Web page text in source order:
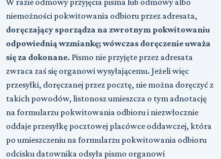
niemożności pokwitowania odbioru przez adresata,
doręczający sporządza na zwrotnym pokwitowaniu
odpowiednią wzmiankę; wówczas doręczenie uważa
się za dokonane. Pismo nie przyjęte przez adresata
zwraca zaś się organowi wysyłającemu. Jeżeli więc
przesyłki, doręczanej przez pocztę, nie można doręczyć z
takich powodów, listonosz umieszcza o tym adnotację
na formularzu pokwitowania odbioru i niezwłocznie
oddaje przesyłkę pocztowej placówce oddawczej, która
po umieszczeniu na formularzu pokwitowania odbioru
odcisku datownika odsyła pismo organowi